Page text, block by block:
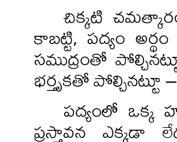
చిక్కటి
కాబట్టి, పద్యం
సముద్రంతో
భర్తృకతో
పద్యంలో ఒక్క
ప్రస్తావన ఎక్కడా